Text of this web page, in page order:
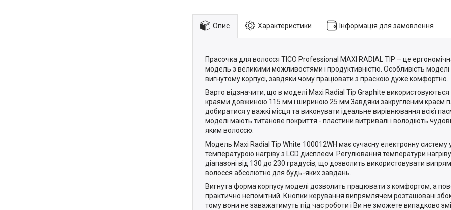
Опис Характеристики Інформація для замовлення
Прасочка для волосся TICO Professional MAXI RADIAL TIP – це
модель з великими можливостями і продуктивністю. Особливість моделі
вигнутому корпусі, завдяки чому працювати з праскою дуже комфортно.
Варто відзначити, що в моделі Maxi Radial Tip Graphite
краями довжиною 115 мм і шириною 25 мм Завдяки закругленим краєм
добиратися у важкі місця та виконувати ідеальне вирівнювання всієї
моделі мають титанове покриття - пластини витривалі і володіють
яким волоссю.
Модель Maxi Radial Tip White 100012WH має сучасну електронну систему
температурою нагріву з LCD дисплеєм. Регулювання температури
діапазоні від 130 до 230 градусів, що дозволить використовувати
волосся абсолютно для будь-яких завдань.
Вигнута форма корпусу моделі дозволить працювати з комфортом, а
практично непомітний. Кнопки керування випрямлячем розташовані
тому вони не заважатимуть під час роботи і Ви не зможете випадково